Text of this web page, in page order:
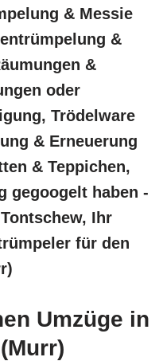
& Messie
&
&
oder
Trödelware
& Erneuerung
& Teppichen,
gegoogelt haben -
Ihr
für den
Umzüge in